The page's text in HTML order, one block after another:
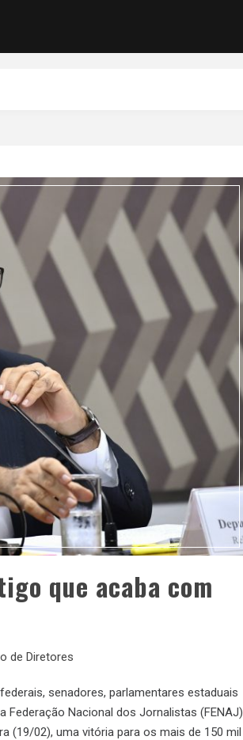
que acaba com
de Diretores
senadores, parlamentares estaduais
Federação Nacional dos Jornalistas (FENAJ)
(19/02), uma vitória para os mais de 150 mil